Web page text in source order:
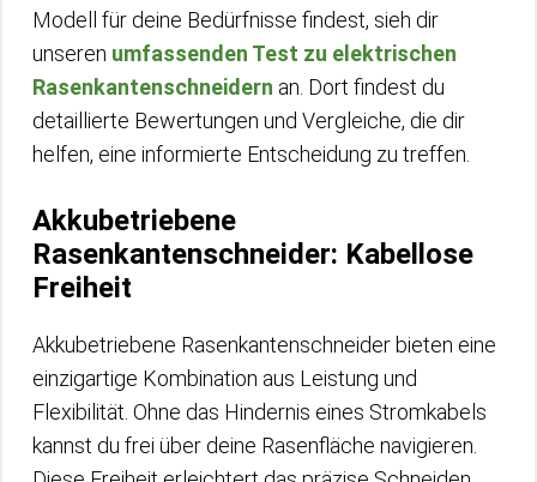
Modell für deine Bedürfnisse findest, sieh dir
unseren umfassenden Test zu elektrischen
Rasenkantenschneidern an. Dort findest du
detaillierte Bewertungen und Vergleiche, die dir
helfen, eine informierte Entscheidung zu treffen.
Akkubetriebene
Rasenkantenschneider: Kabellose
Freiheit
Akkubetriebene Rasenkantenschneider bieten eine
einzigartige Kombination aus Leistung und
Flexibilität. Ohne das Hindernis eines Stromkabels
kannst du frei über deine Rasenfläche navigieren.